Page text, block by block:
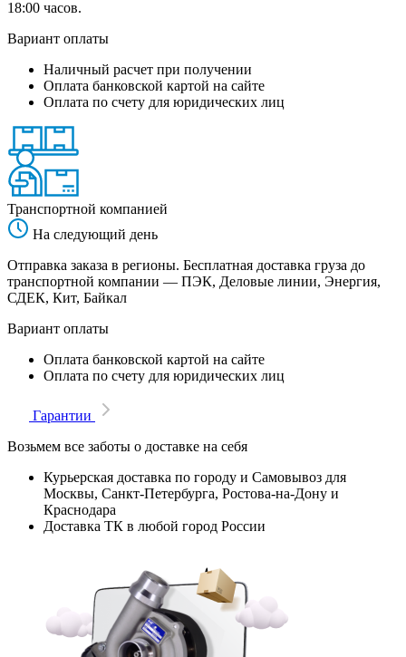
18:00 часов.
Вариант оплаты
Наличный расчет при получении
Оплата банковской картой на сайте
Оплата по счету для юридических лиц
Транспортной компанией
На следующий день
Отправка заказа в регионы. Бесплатная доставка груза до
транспортной компании — ПЭК, Деловые линии, Энергия,
СДЕК, Кит, Байкал
Вариант оплаты
Оплата банковской картой на сайте
Оплата по счету для юридических лиц
Гарантии
Возьмем все заботы о доставке на себя
Курьерская доставка по городу и Самовывоз для
Москвы, Санкт-Петербурга, Ростова-на-Дону и
Краснодара
Доставка ТК в любой город России